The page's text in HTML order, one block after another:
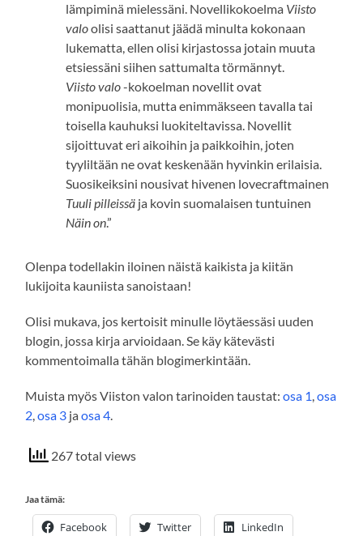
lämpiminä mielessäni. Novellikokoelma Viisto
valoolisi saattanut jäädä minulta kokonaan
lukematta, ellen olisi kirjastossa jotain muuta
etsiessäni siihen sattumalta törmännyt.
Viisto valo-kokoelman novellit ovat
monipuolisia, mutta enimmäkseen tavalla tai
toisella kauhuksi luokiteltavissa. Novellit
sijoittuvat eri aikoihin ja paikkoihin, joten
tyyliltään ne ovat keskenään hyvinkin erilaisia.
Suosikeiksini nousivat hivenen lovecraftmainen
Tuuli pilleissä ja kovin suomalaisen tuntuinen
Näin on.”
Olenpa todellakin iloinen näistä kaikista ja kiitän
lukijoita kauniista sanoistaan!
Olisi mukava, jos kertoisit minulle löytäessäsi uuden
blogin, jossa kirja arvioidaan. Se käy kätevästi
kommentoimalla tähän blogimerkintään.
Muista myös Viiston valon tarinoiden taustat:osa 1,osa
2,osa 3 jaosa 4.
267 total views
Jaa tämä:
Facebook Twitter LinkedIn